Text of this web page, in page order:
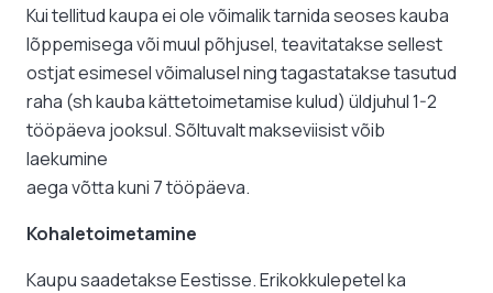
Kui tellitud kaupa ei ole võimalik tarnida seoses kauba
lõppemisega või muul põhjusel, teavitatakse sellest
ostjat esimesel võimalusel ning tagastatakse tasutud
raha (sh kauba kättetoimetamise kulud) üldjuhul 1-2
tööpäeva jooksul. Sõltuvalt makseviisist võib
laekumine
aega võtta kuni 7 tööpäeva.
Kohaletoimetamine
Kaupu saadetakse Eestisse. Erikokkulepetel ka